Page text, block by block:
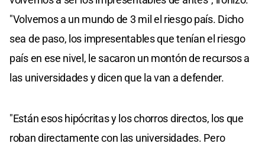
"Volvemos a un mundo de 3 mil el riesgo país. Dicho
sea de paso, los impresentables que tenían el riesgo
país en ese nivel, le sacaron un montón de recursos a
las universidades y dicen que la van a defender.
"Están esos hipócritas y los chorros directos, los que
roban directamente con las universidades. Pero